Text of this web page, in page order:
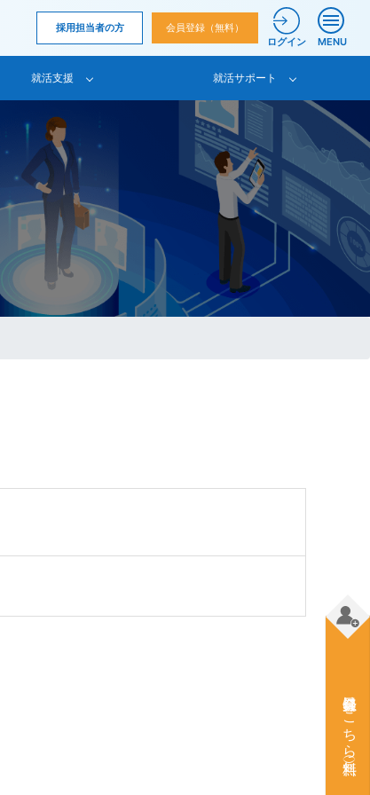
採用担当者の方
会員登録（無料）
ログイン
MENU
就活支援 就活サポート
会員登録はこちら（無料）